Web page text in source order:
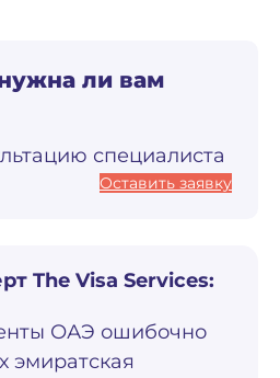
ли вам
специалиста
Оставить заявку
The Visa Services:
ОАЭ ошибочно
эмиратская